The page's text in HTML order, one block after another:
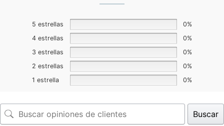
5 estrellas
0%
4 estrellas
0%
3 estrellas
0%
2 estrellas
0%
1 estrella
0%
Buscar